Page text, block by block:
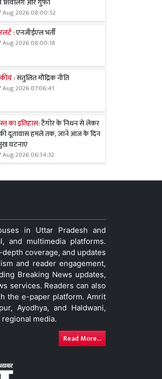
शिवलिंग और गुफा
Aug 2026 08:00:52
:एनजीईएल भर्ती
Aug 2026 08:00:18
:संतुलित मौद्रिक नीति
Aug 2026 07:06:41
का इतिहास:टैगोर के निधन से लेकर
दूतावास हमले तक, जानें आज के दिन
घटनाएं
Aug 2026 06:34:32
in Uttar Pradesh and
and multimedia platforms.
coverage, and updates
and reader engagement,
Breaking News updates,
services. Readers can also
the e-paper platform. Amrit
Ayodhya, and Haldwani,
media.
Read More...